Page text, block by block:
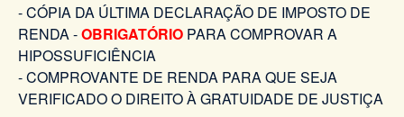
- CÓPIA DA ÚLTIMA DECLARAÇÃO DE IMPOSTO DE
RENDA -OBRIGATÓRIO PARA COMPROVAR A
HIPOSSUFICIÊNCIA
- COMPROVANTE DE RENDA PARA QUE SEJA
VERIFICADO O DIREITO À GRATUIDADE DE JUSTIÇA